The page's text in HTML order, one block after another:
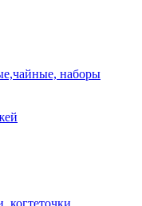
наборы
когтеточки